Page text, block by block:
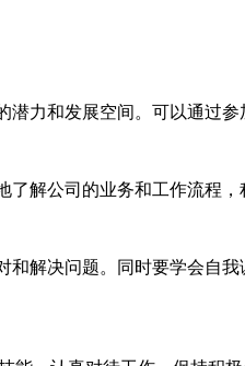
力和发展空间。可以通过
解公司的业务和工作流程
解决问题。同时要学会自